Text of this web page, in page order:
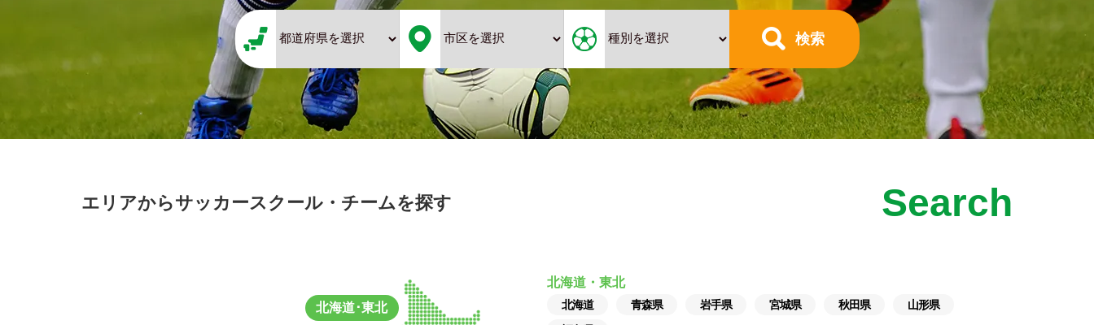
検索
エリアからサッカースクール・チームを探す Search
北海道･東北
北海道・東北
北海道 青森県 岩手県 宮城県 秋田県
山形県